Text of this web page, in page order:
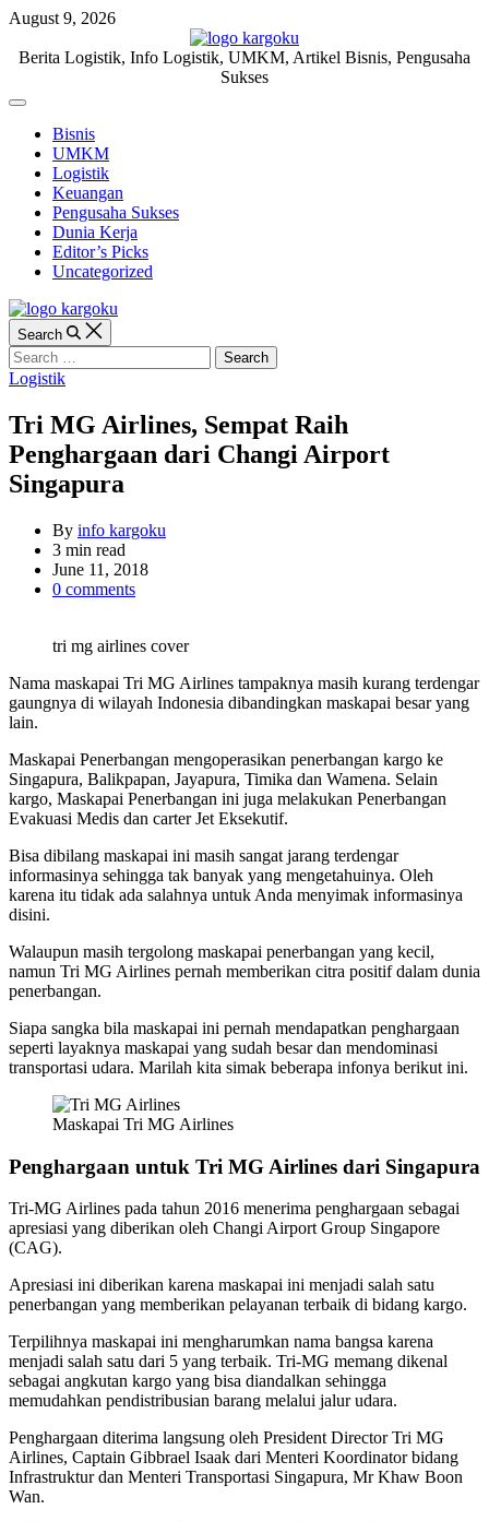
Skip
content
August 9, 2026
KARGOKU.ID
Berita Logistik, Info Logistik, UMKM, Artikel Bisnis, Pengusaha
Sukses
Off
CanvasBisnis
UMKM
Logistik
Keuangan
Pengusaha Sukses
Dunia Kerja
Editor’s Picks
Uncategorized
Search
Search
for:
Categories
Logistik
Tri MG Airlines, Sempat Raih
Penghargaan dari Changi Airport
Singapura
By info kargoku
Estimated
read
time
3 min read
June 11, 2018
0 comments
tri mg airlines cover
Nama maskapai Tri MG Airlines tampaknya masih kurang terdengar
gaungnya di wilayah Indonesia dibandingkan maskapai besar yang
lain.
Maskapai Penerbangan mengoperasikan penerbangan kargo ke
Singapura, Balikpapan, Jayapura, Timika dan Wamena. Selain
kargo, Maskapai Penerbangan ini juga melakukan Penerbangan
Evakuasi Medis dan carter Jet Eksekutif.
Bisa dibilang maskapai ini masih sangat jarang terdengar
informasinya sehingga tak banyak yang mengetahuinya. Oleh
karena itu tidak ada salahnya untuk Anda menyimak informasinya
disini.
Walaupun masih tergolong maskapai penerbangan yang kecil,
namun Tri MG Airlines pernah memberikan citra positif dalam dunia
penerbangan.
Siapa sangka bila maskapai ini pernah mendapatkan penghargaan
seperti layaknya maskapai yang sudah besar dan mendominasi
transportasi udara. Marilah kita simak beberapa infonya berikut ini.
Maskapai Tri MG Airlines
Penghargaan untuk Tri MG Airlines dari Singapura
Tri-MG Airlines pada tahun 2016 menerima penghargaan sebagai
apresiasi yang diberikan oleh Changi Airport Group Singapore
(CAG).
Apresiasi ini diberikan karena maskapai ini menjadi salah satu
penerbangan yang memberikan pelayanan terbaik di bidang kargo.
Terpilihnya maskapai ini mengharumkan nama bangsa karena
menjadi salah satu dari 5 yang terbaik. Tri-MG memang dikenal
sebagai angkutan kargo yang bisa diandalkan sehingga
memudahkan pendistribusian barang melalui jalur udara.
Penghargaan diterima langsung oleh President Director Tri MG
Airlines, Captain Gibbrael Isaak dari Menteri Koordinator bidang
Infrastruktur dan Menteri Transportasi Singapura, Mr Khaw Boon
Wan.